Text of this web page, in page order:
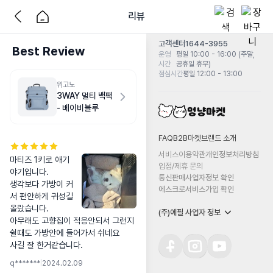
리뷰
Best Review
위고노
3WAY 멀티 백팩
- 베이비블루
마티즈 1키로 애기
야기입니다.
생각보다 가방이 커
서 편안하게 귀성길
올랐습니다.
아무래도 고향집이 적응안되서 그런지
쉴때도 가방안에 들어가서 쉬네요
사길 잘 한거같습니다.
q******* 2024.02.09
고객센터1644-3955
운영
시간
평일 10:00 - 16:00 (주말,
공휴일 휴무)
점심시간평일 12:00 - 13:00
FAQB2B마켓 브랜드 소개
서비스이용약관개인정보처리방침
입점/제휴 문의
통신판매사업자정보 확인
에스크로서비스가입 확인
(주)에필 사업자 정보